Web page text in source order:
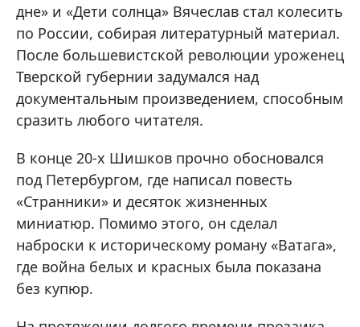
дне» и «Дети солнца» Вячеслав стал колесить
по России, собирая литературный материал.
После большевистской революции уроженец
Тверской губернии задумался над
документальным произведением, способным
сразить любого читателя.
В конце 20-х Шишков прочно обосновался
под Петербургом, где написал повесть
«Странники» и десяток жизненных
миниатюр. Помимо этого, он сделал
наброски к историческому роману «Ватага»,
где война белых и красных была показана
без купюр.